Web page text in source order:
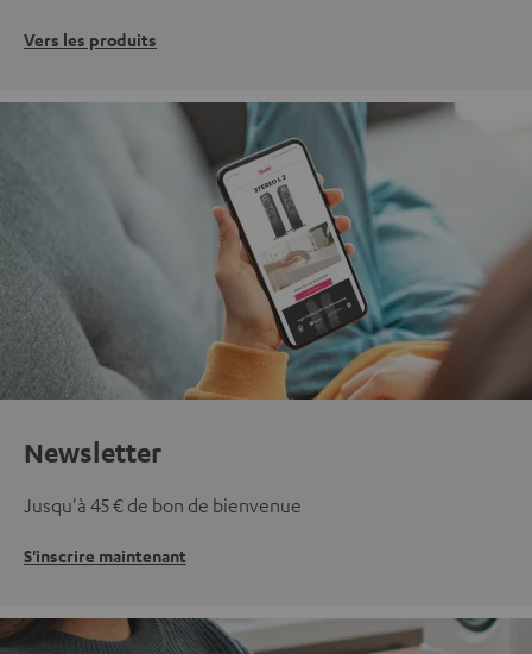
Vers les produits
Newsletter
Jusqu'à 45 € de bon de bienvenue
S'inscrire maintenant